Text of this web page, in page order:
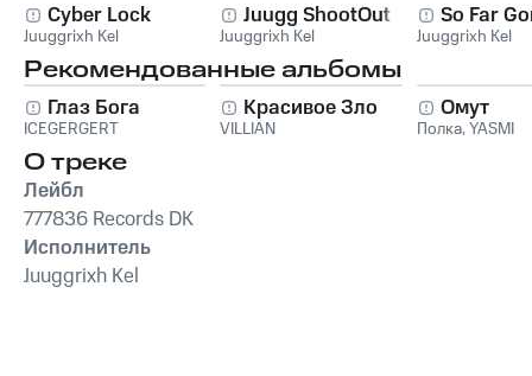
Cyber Lock
Juuggrixh Kel
Juugg ShootOut
Juuggrixh Kel
So Far
Juuggrixh Kel
Рекомендованные альбомы
Глаз Бога
ICEGERGERT
Красивое Зло
VILLIAN
Омут
Полка,YASMI
О треке
Лейбл
777836 Records DK
Исполнитель
Juuggrixh Kel